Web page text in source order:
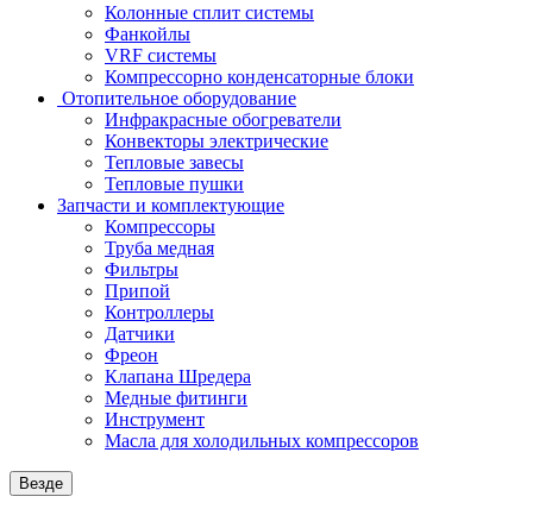
Колонные сплит системы
Фанкойлы
VRF системы
Компрессорно конденсаторные блоки
Отопительное оборудование
Инфракрасные обогреватели
Конвекторы электрические
Тепловые завесы
Тепловые пушки
Запчасти и комплектующие
Компрессоры
Труба медная
Фильтры
Припой
Контроллеры
Датчики
Фреон
Клапана Шредера
Медные фитинги
Инструмент
Масла для холодильных компрессоров
Везде